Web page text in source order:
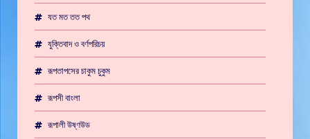
যত মত তত পথ
যুক্তিবাদ ও বর্ণপরিচয়
রূপতাপসের চাকুম চুকুম
রূপসী বাংলা
রূপালী উষ্ণউড